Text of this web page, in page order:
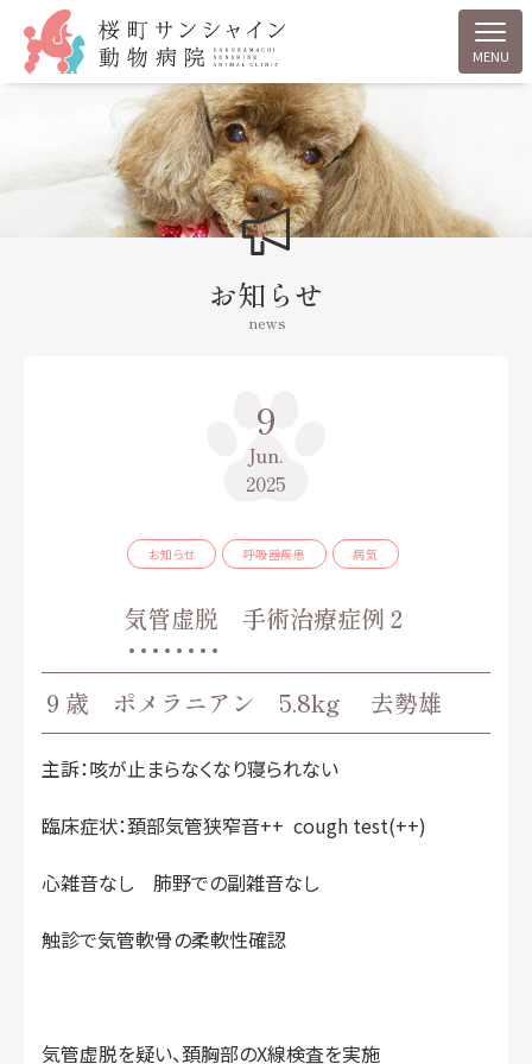
MENU
お知らせ
news
9
Jun.
2025
お知らせ 呼吸器疾患 病気
気管虚脱 手術治療症例２
９歳 ポメラニアン 5.8kg 去勢雄
主訴：咳が止まらなくなり寝られない
臨床症状：頚部気管狭窄音++ cough test(++)
心雑音なし 肺野での副雑音なし
触診で気管軟骨の柔軟性確認
気管虚脱を疑い、頚胸部のX線検査を実施